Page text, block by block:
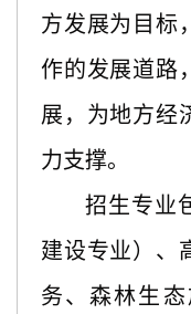
方发展为目标
作的发展道路
展，为地方经
力支撑。
招生专业
建设专业）、
务、森林生